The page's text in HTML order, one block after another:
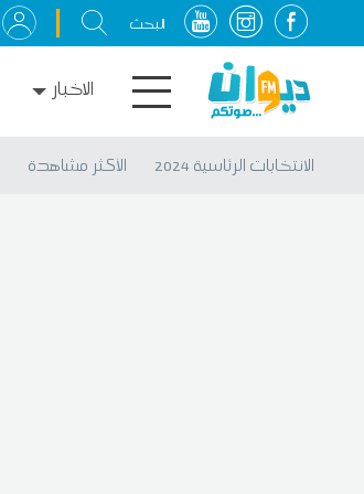
الاخبار
الانتخابات الرئاسية 2024 الأكثر مشاهدة